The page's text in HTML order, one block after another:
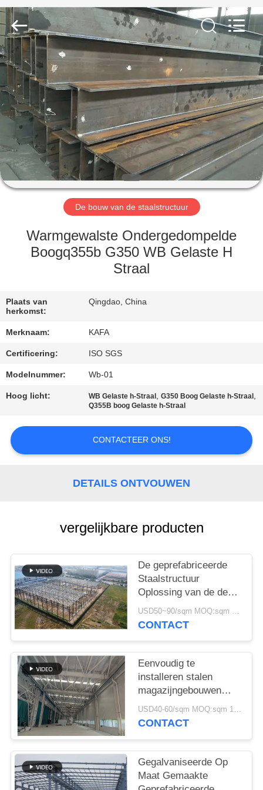
HUIS
PRODUCTEN
VIDEO'S
VR
-
OVER
FABRIEKSTOUR
NEEM
CONTACT
ONS
OP
GEVALLEN
SITEMAP
PRIVACYBELEID
Qingdao
KaFa
Fabrication
Co.,
Ltd..
Rights
Reserved.
De bouw van de staalstructuur
Warmgewalste Ondergedompelde
Boogq355b G350 WB Gelaste H
Straal
Plaats van
herkomst:
Qingdao, China
Merknaam: KAFA
Certificering: ISO SGS
Modelnummer: Wb-01
Hoog licht: WB Gelaste h-Straal ,G350 Boog Gelaste h-Straal ,
Q355B boog Gelaste h-Straal
CONTACTEER ONS!
DETAILS ONTVOUWEN
vergelijkbare producten
De geprefabriceerde
Staalstructuur
Oplossing van de de
Bouwlevering voor
Industrie
USD50~90/sqm MOQ:sqm 1000
CONTACT
Eenvoudig te
installeren stalen
magazijngebouwen
Milieuvriendelijke
opslagoplossingen
USD40-60/sqm MOQ:sqm 1000
CONTACT
Gegalvaniseerde Op
Maat Gemaakte